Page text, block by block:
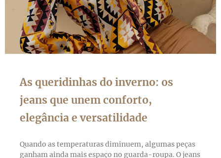
As queridinhas do inverno: os
jeans que unem conforto,
elegância e versatilidade
Quando as temperaturas diminuem, algumas peças
ganham ainda mais espaço no guarda-roupa. O jeans